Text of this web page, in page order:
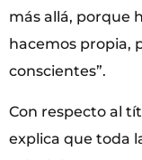
más allá, porque
hacemos propia,
conscientes”.
Con respecto al
explica que toda